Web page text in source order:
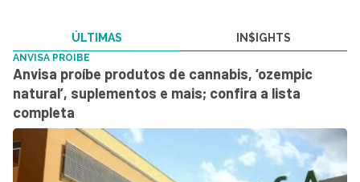
ÚLTIMAS IN$IGHTS
ANVISA PROIBE
Anvisa proíbe produtos de cannabis, ‘ozempic
natural’, suplementos e mais; confira a lista
completa